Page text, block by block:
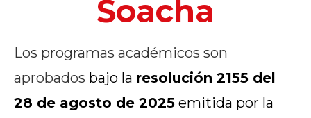
Soacha
Los programas académicos son
aprobados bajo la resolución 2155 del
28 de agosto de 2025 emitida por la